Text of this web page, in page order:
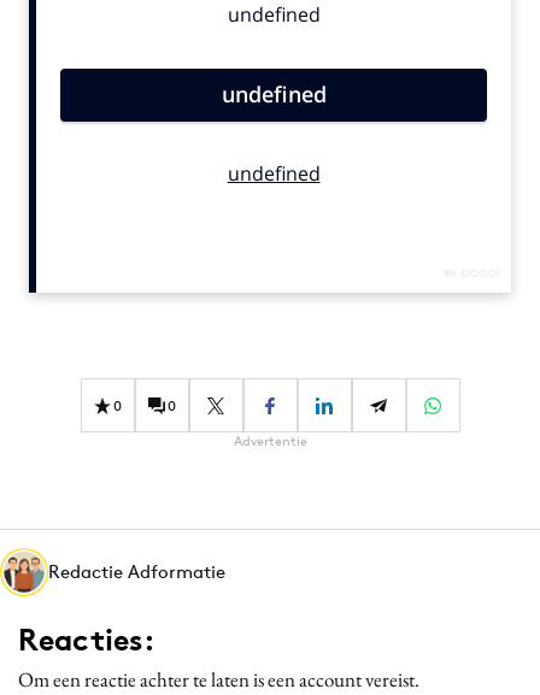
Contentmarketing
Effectiviteit
Gedragsverandering
Martech
Media
Merkstrategie
Programmatic
0 0
Advertentie
Redactie Adformatie
Reacties:
Om een reactie achter te laten is een account vereist.